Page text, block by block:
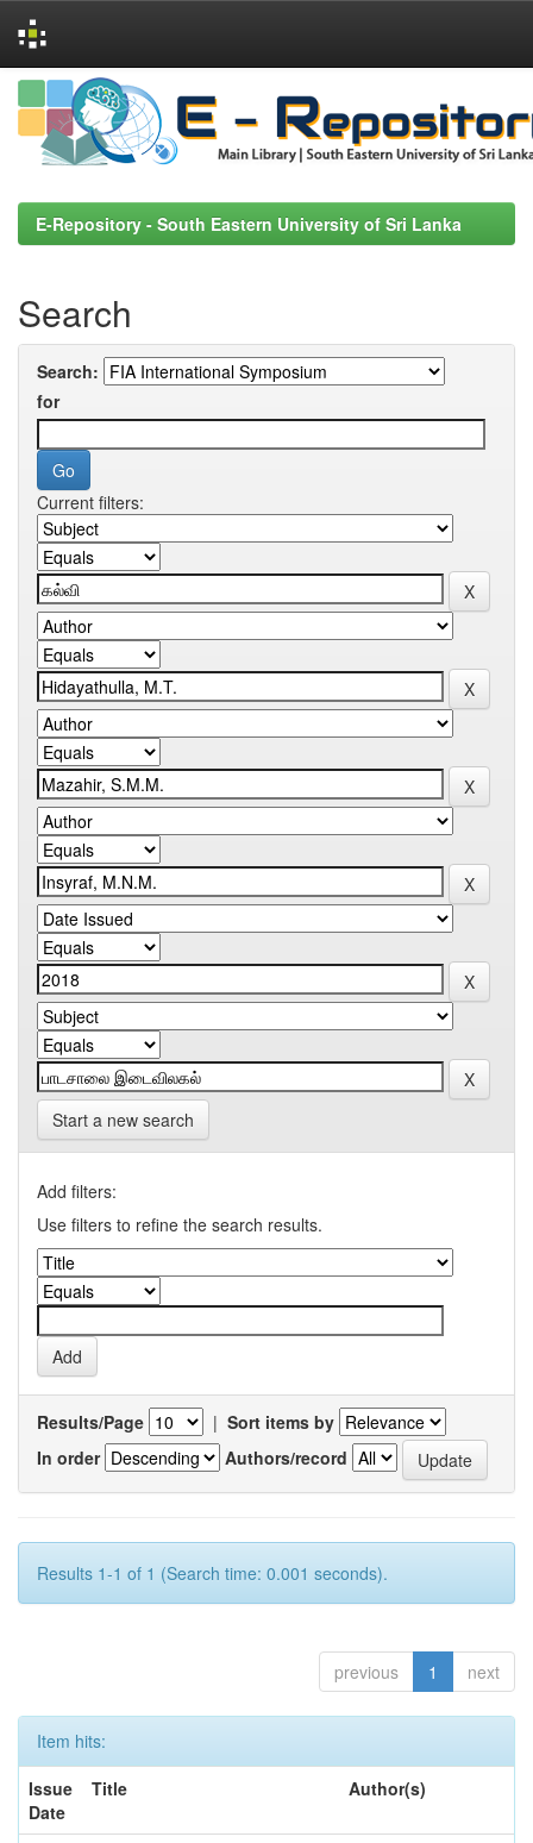
Skip
navigation
E-Repository - South Eastern University of Sri Lanka
Search
Search:
for
Current filters:
Start a new search
Add filters:
Use filters to refine the search results.
Results/Page | Sort items by
In order
Authors/record
Results 1-1 of 1 (Search time: 0.001 seconds).
previous 1 next
Item hits:
Issue
Date
Title Author(s)